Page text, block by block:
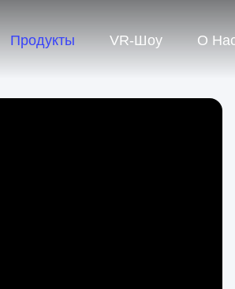
Продукты VR-Шоу О